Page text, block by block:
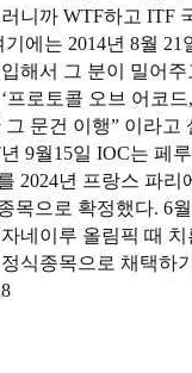
니까 WTF하고 ITF
에는 2014년 8월 21
해서 그 분이 밀어주
프로토콜 오브 어코드
문건 이행” 이라고
9월15일 IOC는 페
2024년 프랑스 파리
목으로 확정했다. 6
네이루 올림픽 때 치
식종목으로 채택하